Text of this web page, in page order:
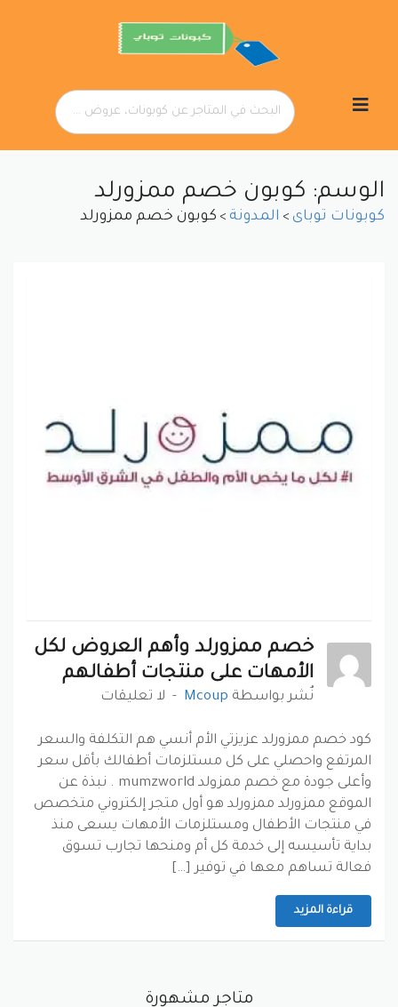
إلى
الوسم: كوبون خصم ممزورلد
كوبونات توباى > المدونة > كوبون خصم ممزورلد
خصم ممزورلد وأهم العروض لكل
الأمهات على منتجات أطفالهم
نٌشر بواسطة Mcoup لا تعليقات
كود خصم ممزورلد عزيزتي الأم أنسي هم التكلفة والسعر
المرتفع واحصلي على كل مستلزمات أطفالك بأقل سعر
وأعلى جودة مع خصم ممزولد mumzworld . نبذة عن
الموقع ممزورلد ممزورلد هو أول متجر إلكتروني متخصص
في منتجات الأطفال ومستلزمات الأمهات يسعى منذ
بداية تأسيسه إلى خدمة كل أم ومنحها تجارب تسوق
فعالة تساهم معها في توفير […]
قراءة المزيد
متاجر مشهورة